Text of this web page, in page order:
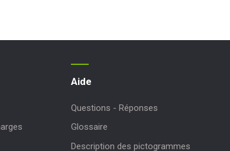
Aide
Questions - Réponses
Glossaire
Description des pictogrammes